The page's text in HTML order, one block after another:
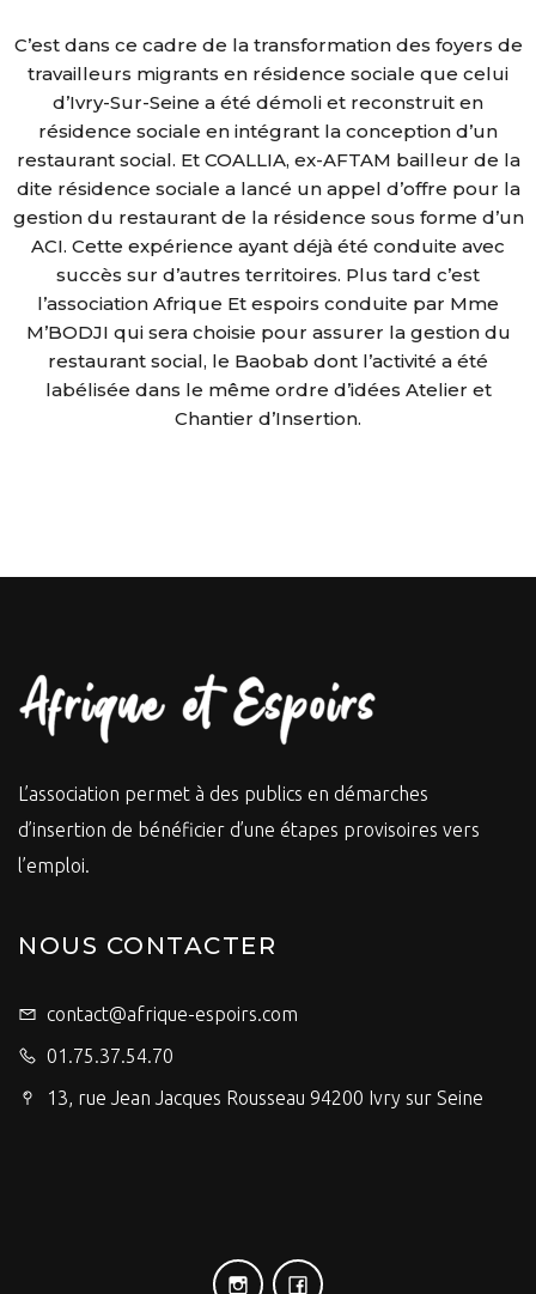
C’est dans ce cadre de la transformation des foyers de
travailleurs migrants en résidence sociale que celui
d’Ivry-Sur-Seine a été démoli et reconstruit en
résidence sociale en intégrant la conception d’un
restaurant social. Et COALLIA, ex-AFTAM bailleur de la
dite résidence sociale a lancé un appel d’offre pour la
gestion du restaurant de la résidence sous forme d’un
ACI. Cette expérience ayant déjà été conduite avec
succès sur d’autres territoires. Plus tard c’est
l’association Afrique Et espoirs conduite par Mme
M’BODJI qui sera choisie pour assurer la gestion du
restaurant social, le Baobab dont l’activité a été
labélisée dans le même ordre d’idées Atelier et
Chantier d’Insertion.
L’association permet à des publics en démarches
d’insertion de bénéficier d’une étapes provisoires vers
l’emploi.
NOUS CONTACTER
contact@afrique-espoirs.com
01.75.37.54.70
13, rue Jean Jacques Rousseau 94200 Ivry sur Seine